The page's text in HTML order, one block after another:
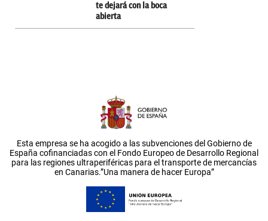
te dejará con la boca
abierta
Esta empresa se ha acogido a las subvenciones del Gobierno de
España cofinanciadas con el Fondo Europeo de Desarrollo Regional
para las regiones ultraperiféricas para el transporte de mercancías
en Canarias.”Una manera de hacer Europa”